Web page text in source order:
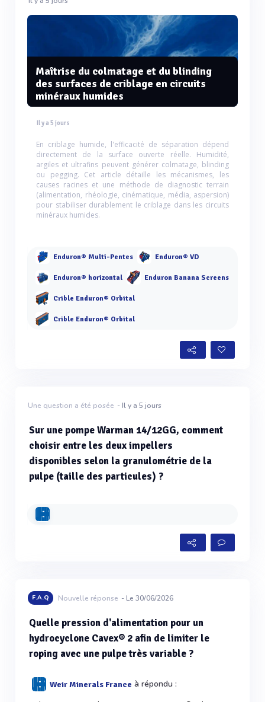
Maîtrise du colmatage et du blinding
des surfaces de criblage en circuits
minéraux humides
Il y a 5 jours
En criblage humide, l'efficacité de séparation dépend
directement de la surface ouverte réelle. Humidité,
argiles et ultrafins peuvent générer colmatage, blinding
ou pegging. Cet article détaille les mécanismes, les
causes racines et une méthode de diagnostic terrain
(alimentation, rhéologie, cinématique, média, aspersion)
pour stabiliser durablement le criblage dans les circuits
minéraux humides.
Enduron® Multi-Pentes Enduron® VD
Enduron® horizontal Enduron Banana Screens
Crible Enduron® Orbital
Crible Enduron® Orbital
Une question a été posée - Il y a 5 jours
Sur une pompe Warman 14/12GG, comment
choisir entre les deux impellers
disponibles selon la granulométrie de la
pulpe (taille des particules) ?
F.A.Q Nouvelle réponse - Le 30/06/2026
Quelle pression d'alimentation pour un
hydrocyclone Cavex® 2 afin de limiter le
roping avec une pulpe très variable ?
Weir Minerals France à répondu :